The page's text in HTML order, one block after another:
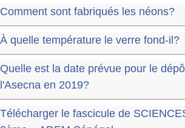
Comment sont fabriqués les néons?
À quelle température le verre fond-il?
Quelle est la date prévue pour le
l'Asecna en 2019?
Télécharger le fascicule de